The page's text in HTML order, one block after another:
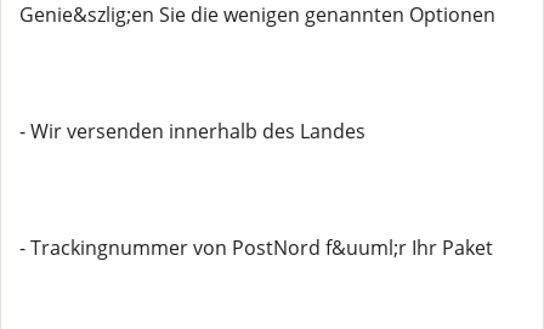
Genie&szlig;en Sie die wenigen genannten Optionen
- Wir versenden innerhalb des Landes
- Trackingnummer von PostNord f&uuml;r Ihr Paket